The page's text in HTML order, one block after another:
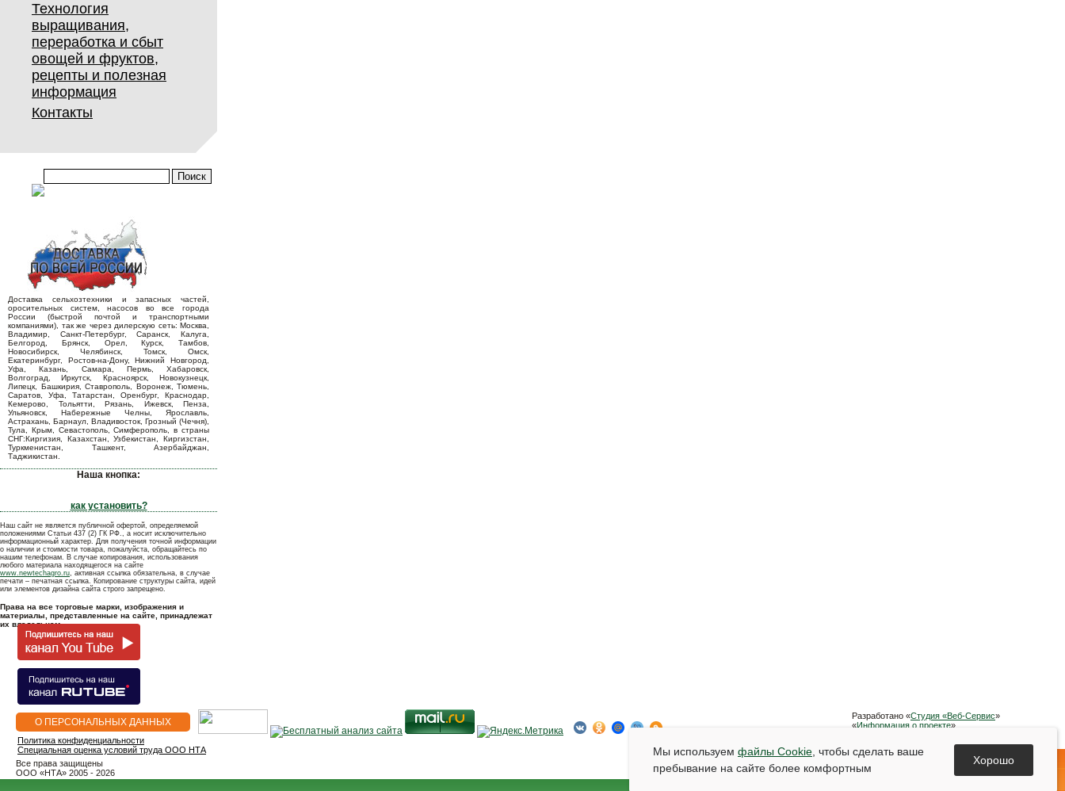
Технология
выращивания,
переработка и сбыт
овощей и фруктов,
рецепты и полезная
информация
Контакты
Доставка сельхозтехники и запасных частей,
оросительных систем, насосов во все города
России (быстрой почтой и транспортными
компаниями), так же через дилерскую сеть: Москва,
Владимир, Санкт-Петербург, Саранск, Калуга,
Белгород, Брянск, Орел, Курск, Тамбов,
Новосибирск, Челябинск, Томск, Омск,
Екатеринбург, Ростов-на-Дону, Нижний Новгород,
Уфа, Казань, Самара, Пермь, Хабаровск,
Волгоград, Иркутск, Красноярск, Новокузнецк,
Липецк, Башкирия, Ставрополь, Воронеж, Тюмень,
Саратов, Уфа, Татарстан, Оренбург, Краснодар,
Кемерово, Тольятти, Рязань, Ижевск, Пенза,
Ульяновск, Набережные Челны, Ярославль,
Астрахань, Барнаул, Владивосток, Грозный (Чечня),
Тула, Крым, Севастополь, Симферополь, в страны
СНГ:Киргизия, Казахстан, Узбекистан, Киргизстан,
Туркменистан, Ташкент, Азербайджан,
Таджикистан.
Наша кнопка:
как установить?
Наш сайт не является публичной офертой, определяемой
положениями Статьи 437 (2) ГК РФ., а носит исключительно
информационный характер. Для получения точной информации
о наличии и стоимости товара, пожалуйста, обращайтесь по
нашим телефонам. В случае копирования, использования
любого материала находящегося на сайте
www.newtechagro.ru, активная ссылка обязательна, в случае
печати – печатная ссылка. Копирование структуры сайта, идей
или элементов дизайна сайта строго запрещено.
Права на все торговые марки, изображения и
материалы, представленные на сайте, принадлежат
их владельцам.
О ПЕРСОНАЛЬНЫХ ДАННЫХ
Все права защищены
OOO «НТА» 2005 - 2026
Политика конфиденциальности
Специальная оценка условий труда ООО НТА
Разработано «Студия «Веб-Сервис»
«Информация о проекте»
Мы используем файлы Cookie , чтобы сделать ваше
пребывание на сайте более комфортным
Хорошо